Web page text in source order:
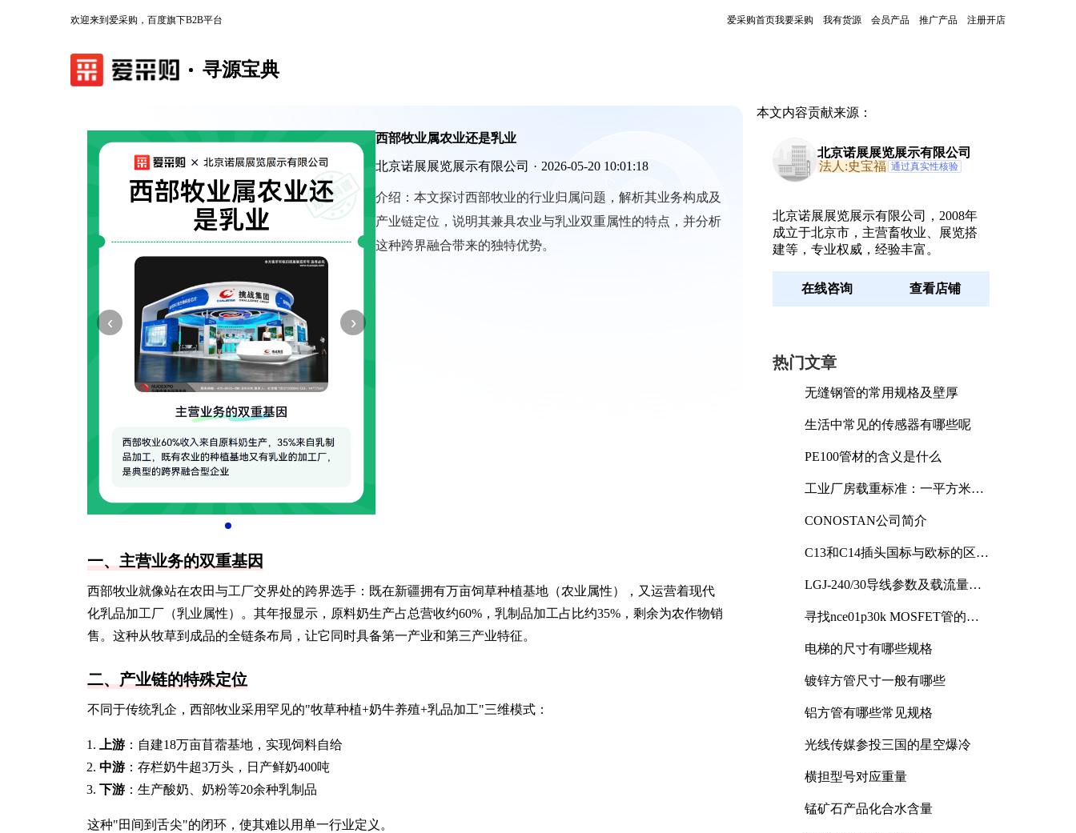
欢迎来到爱采购，百度旗下B2B平台 爱采购首页我要采购 我有货源 会员产品 推广产品 注册开店
寻源宝典
‹ ›
西部牧业属农业还是乳业
北京诺展展览展示有限公司 · 2026-05-20 10:01:18
介绍： 本文探讨西部牧业的行业归属问题，解析其业务构成及
产业链定位，说明其兼具农业与乳业双重属性的特点，并分析
这种跨界融合带来的独特优势。
一、主营业务的双重基因
西部牧业就像站在农田与工厂交界处的跨界选手：既在新疆拥有万亩饲草种植基地（农业属性），又运营着现代
化乳品加工厂（乳业属性）。其年报显示，原料奶生产占总营收约60%，乳制品加工占比约35%，剩余为农作物销
售。这种从牧草到成品的全链条布局，让它同时具备第一产业和第三产业特征。
二、产业链的特殊定位
不同于传统乳企，西部牧业采用罕见的"牧草种植+奶牛养殖+乳品加工"三维模式：
上游 ：自建18万亩苜蓿基地，实现饲料自给
中游 ：存栏奶牛超3万头，日产鲜奶400吨
下游 ：生产酸奶、奶粉等20余种乳制品
这种"田间到舌尖"的闭环，使其难以用单一行业定义。
本文内容贡献来源：
北京诺展展览展示有限公司
法人:史宝福 通过真实性核验
北京诺展展览展示有限公司，2008年
成立于北京市，主营畜牧业、展览搭
建等，专业权威，经验丰富。
在线咨询 查看店铺
热门文章
无缝钢管的常用规格及壁厚
生活中常见的传感器有哪些呢
PE100管材的含义是什么
工业厂房载重标准：一平方米能
CONOSTAN公司简介
C13和C14插头国标与欧标的区别
LGJ-240/30导线参数及载流量解
寻找nce01p30k MOSFET管的合
电梯的尺寸有哪些规格
镀锌方管尺寸一般有哪些
铝方管有哪些常见规格
光线传媒参投三国的星空爆冷
横担型号对应重量
锰矿石产品化合水含量